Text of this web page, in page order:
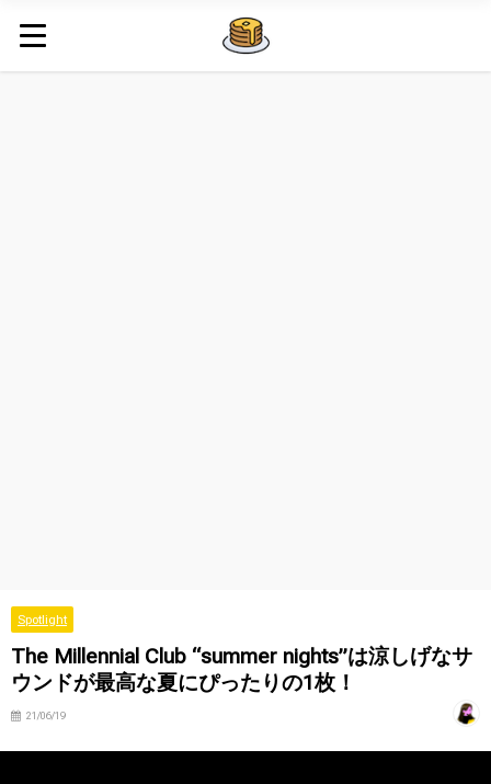
Spotlight
The Millennial Club “summer nights”は涼しげなサ
ウンドが最高な夏にぴったりの1枚！
21/06/19